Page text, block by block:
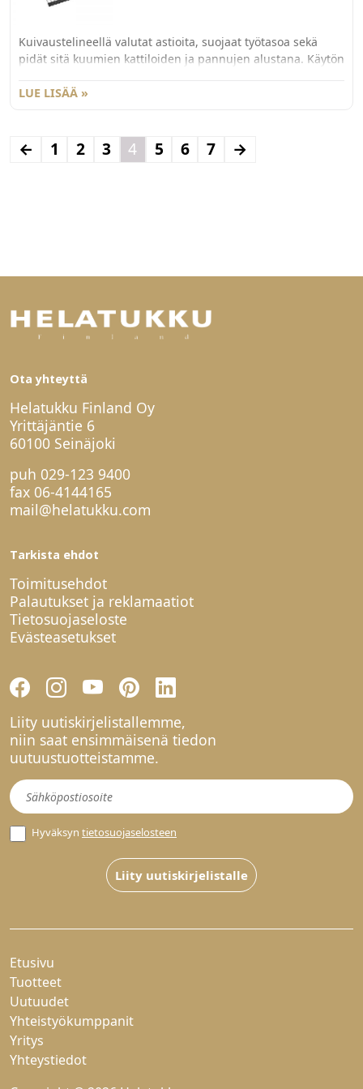
Kuivaustelineellä valutat astioita, suojaat työtasoa sekä
pidät sitä kuumien kattiloiden ja pannujen alustana. Käytön
kaapissa tai laatikossa.
LUE LISÄÄ »
← 1 2 3 4 5 6 7 →
Ota yhteyttä
Helatukku Finland Oy
Yrittäjäntie 6
60100 Seinäjoki
puh 029-123 9400
fax 06-4144165
mail@helatukku.com
Tarkista ehdot
Toimitusehdot
Palautukset ja reklamaatiot
Tietosuojaseloste
Evästeasetukset
Liity uutiskirjelistallemme,
niin saat ensimmäisenä tiedon
uutuustuotteistamme.
Uutiskirje
Hyväksyn tietosuojaselosteen
Liity uutiskirjelistalle
Etusivu
Tuotteet
Uutuudet
Yhteistyökumppanit
Yritys
Yhteystiedot